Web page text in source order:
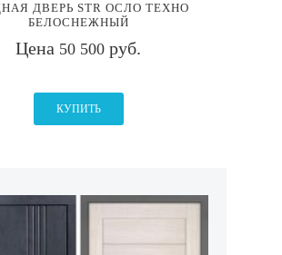
ДВЕРЬ STR ОСЛО ТЕХНО
БЕЛОСНЕЖНЫЙ
Цена 50 500 руб.
КУПИТЬ